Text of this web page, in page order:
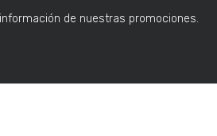
de nuestras promociones.